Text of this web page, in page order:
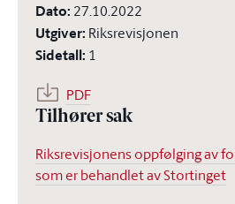
Dato: 27.10.2022
Utgiver: Riksrevisjonen
Sidetall: 1
PDF
Tilhører sak
Riksrevisjonens oppfølging av
som er behandlet av Stortinget